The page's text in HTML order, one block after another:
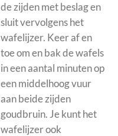
de zijden met beslag en
sluit vervolgens het
wafelijzer. Keer af en
toe om en bak de wafels
in een aantal minuten op
een middelhoog vuur
aan beide zijden
goudbruin. Je kunt het
wafelijzer ook